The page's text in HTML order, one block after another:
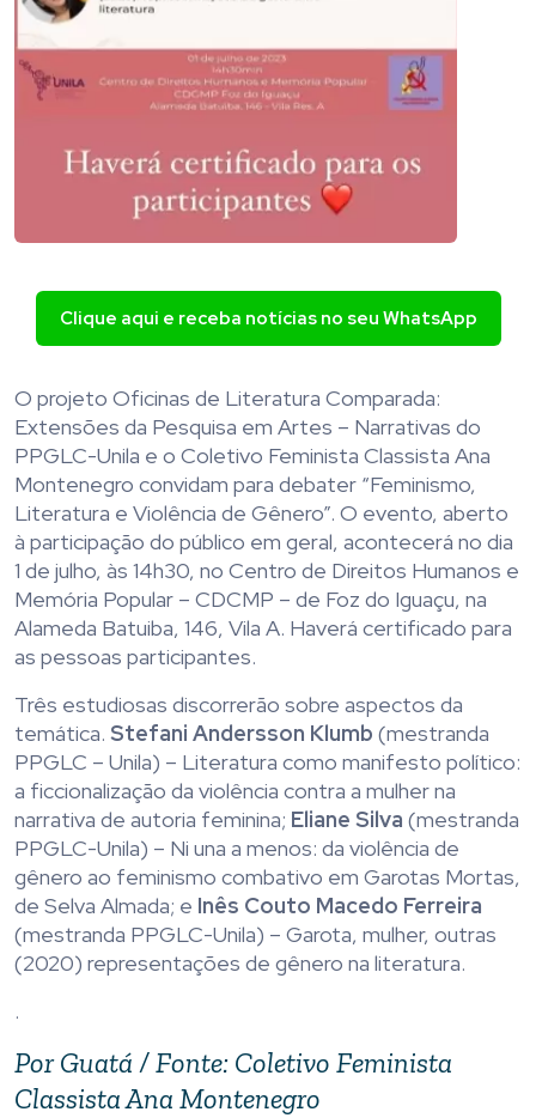
Clique aqui e receba notícias no seu WhatsApp
O projeto Oficinas de Literatura Comparada:
Extensões da Pesquisa em Artes – Narrativas do
PPGLC-Unila e o Coletivo Feminista Classista Ana
Montenegro convidam para debater “Feminismo,
Literatura e Violência de Gênero”. O evento, aberto
à participação do público em geral, acontecerá no dia
1 de julho, às 14h30, no Centro de Direitos Humanos e
Memória Popular – CDCMP – de Foz do Iguaçu, na
Alameda Batuiba, 146, Vila A. Haverá certificado para
as pessoas participantes.
Três estudiosas discorrerão sobre aspectos da
temática. Stefani Andersson Klumb (mestranda
PPGLC – Unila) – Literatura como manifesto político:
a ficcionalização da violência contra a mulher na
narrativa de autoria feminina; Eliane Silva (mestranda
PPGLC-Unila) – Ni una a menos: da violência de
gênero ao feminismo combativo em Garotas Mortas,
de Selva Almada; e Inês Couto Macedo Ferreira
(mestranda PPGLC-Unila) – Garota, mulher, outras
(2020) representações de gênero na literatura.
.
Por Guatá / Fonte: Coletivo Feminista
Classista Ana Montenegro